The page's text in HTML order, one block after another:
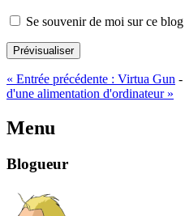
Se souvenir de moi sur ce blog
Prévisualiser
« Entrée précédente : Virtua Gun -
d'une alimentation d'ordinateur»
Menu
Blogueur